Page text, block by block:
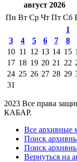
август 2026
Пн Вт Ср Чт Пт Сб
1
3
4 5 6 7 8
10 11 12 13 14 15
17 18 19 20 21 22
24 25 26 27 28 29
31
2023 Все права
КАБАР.
Все архивные
Поиск
Поиск
Вернуться на